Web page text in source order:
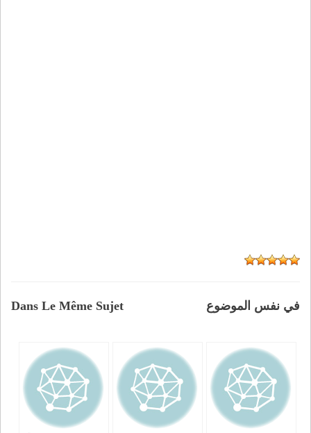
Dans Le Même Sujet في نفس الموضوع